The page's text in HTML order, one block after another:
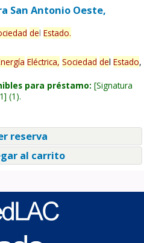
San Antonio Oeste,
del Estado.
Eléctrica, Sociedad del Estado,
para préstamo: Signatura
(1).
reserva
al carrito